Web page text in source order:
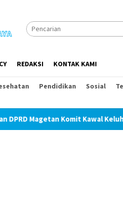
REDAKSI KONTAK KAMI
Pendidikan Sosial
Kawal Keluhan Peternak